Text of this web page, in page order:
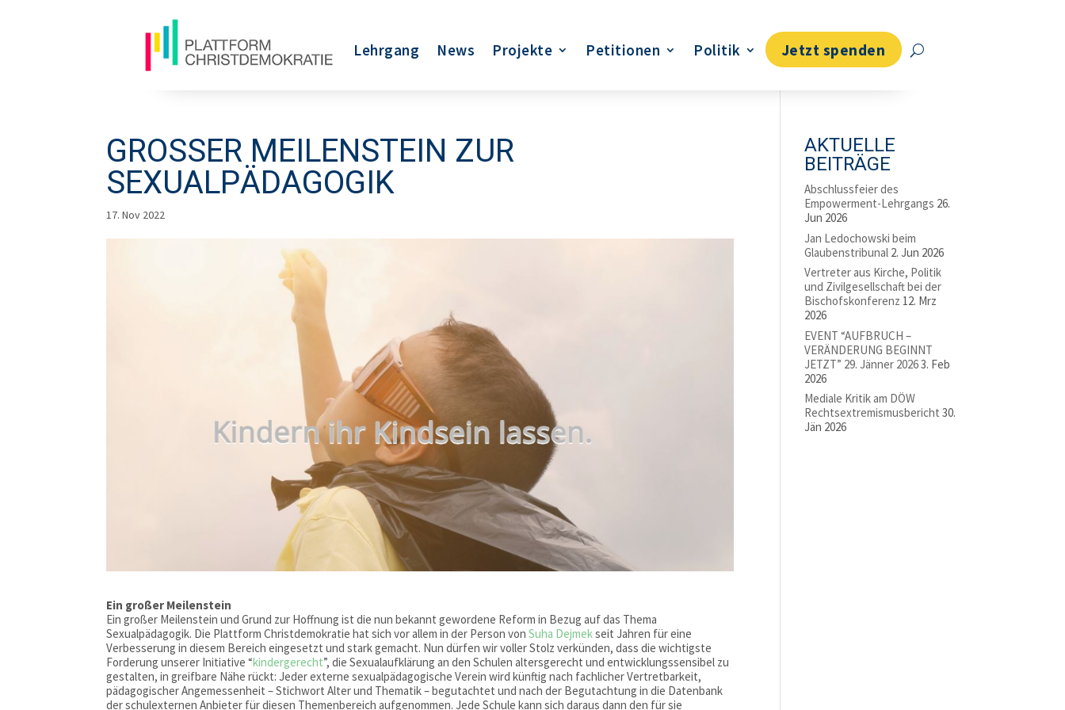
Lehrgang News Projekte Petitionen Politik Jetzt spenden
GROSSER MEILENSTEIN ZUR S
EXUALPÄDAGOGIK
17. Nov 2022
Ein großer Meilenstein
Ein großer Meilenstein und Grund zur Hoffnung ist die nun bekannt gewordene Reform in Bezug auf das Thema
Sexualpädagogik. Die Plattform Christdemokratie hat sich vor allem in der Person vonSuha Dejmekseit Jahren für eine
Verbesserung in diesem Bereich eingesetzt und stark gemacht. Nun dürfen wir voller Stolz verkünden, dass die wichtigste
Forderung unserer Initiative “kindergerecht”, die Sexualaufklärung an den Schulen altersgerecht und entwicklungssensibel zu
gestalten, in greifbare Nähe rückt: Jeder externe sexualpädagogische Verein wird künftig nach fachlicher Vertretbarkeit,
pädagogischer Angemessenheit – Stichwort Alter und Thematik – begutachtet und nach der Begutachtung in die Datenbank
der schulexternen Anbieter für diesen Themenbereich aufgenommen. Jede Schule kann sich daraus dann den für sie
AKTUELLE
BEITRÄGE
Abschlussfeier des
Empowerment-Lehrgangs 26.
Jun 2026
Jan Ledochowski beim
Glaubenstribunal 2. Jun 2026
Vertreter aus Kirche, Politik
und Zivilgesellschaft bei der
Bischofskonferenz 12. Mrz
2026
EVENT “AUFBRUCH –
VERÄNDERUNG BEGINNT
JETZT” 29. Jänner 20263. Feb
2026
Mediale Kritik am DÖW
Rechtsextremismusbericht 30.
Jän 2026